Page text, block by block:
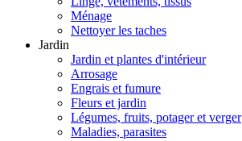
Ménage
Nettoyer les taches
Jardin
Jardin et plantes d'intérieur
Arrosage
Engrais et fumure
Fleurs et jardin
Légumes, fruits, potager et verger
Maladies, parasites